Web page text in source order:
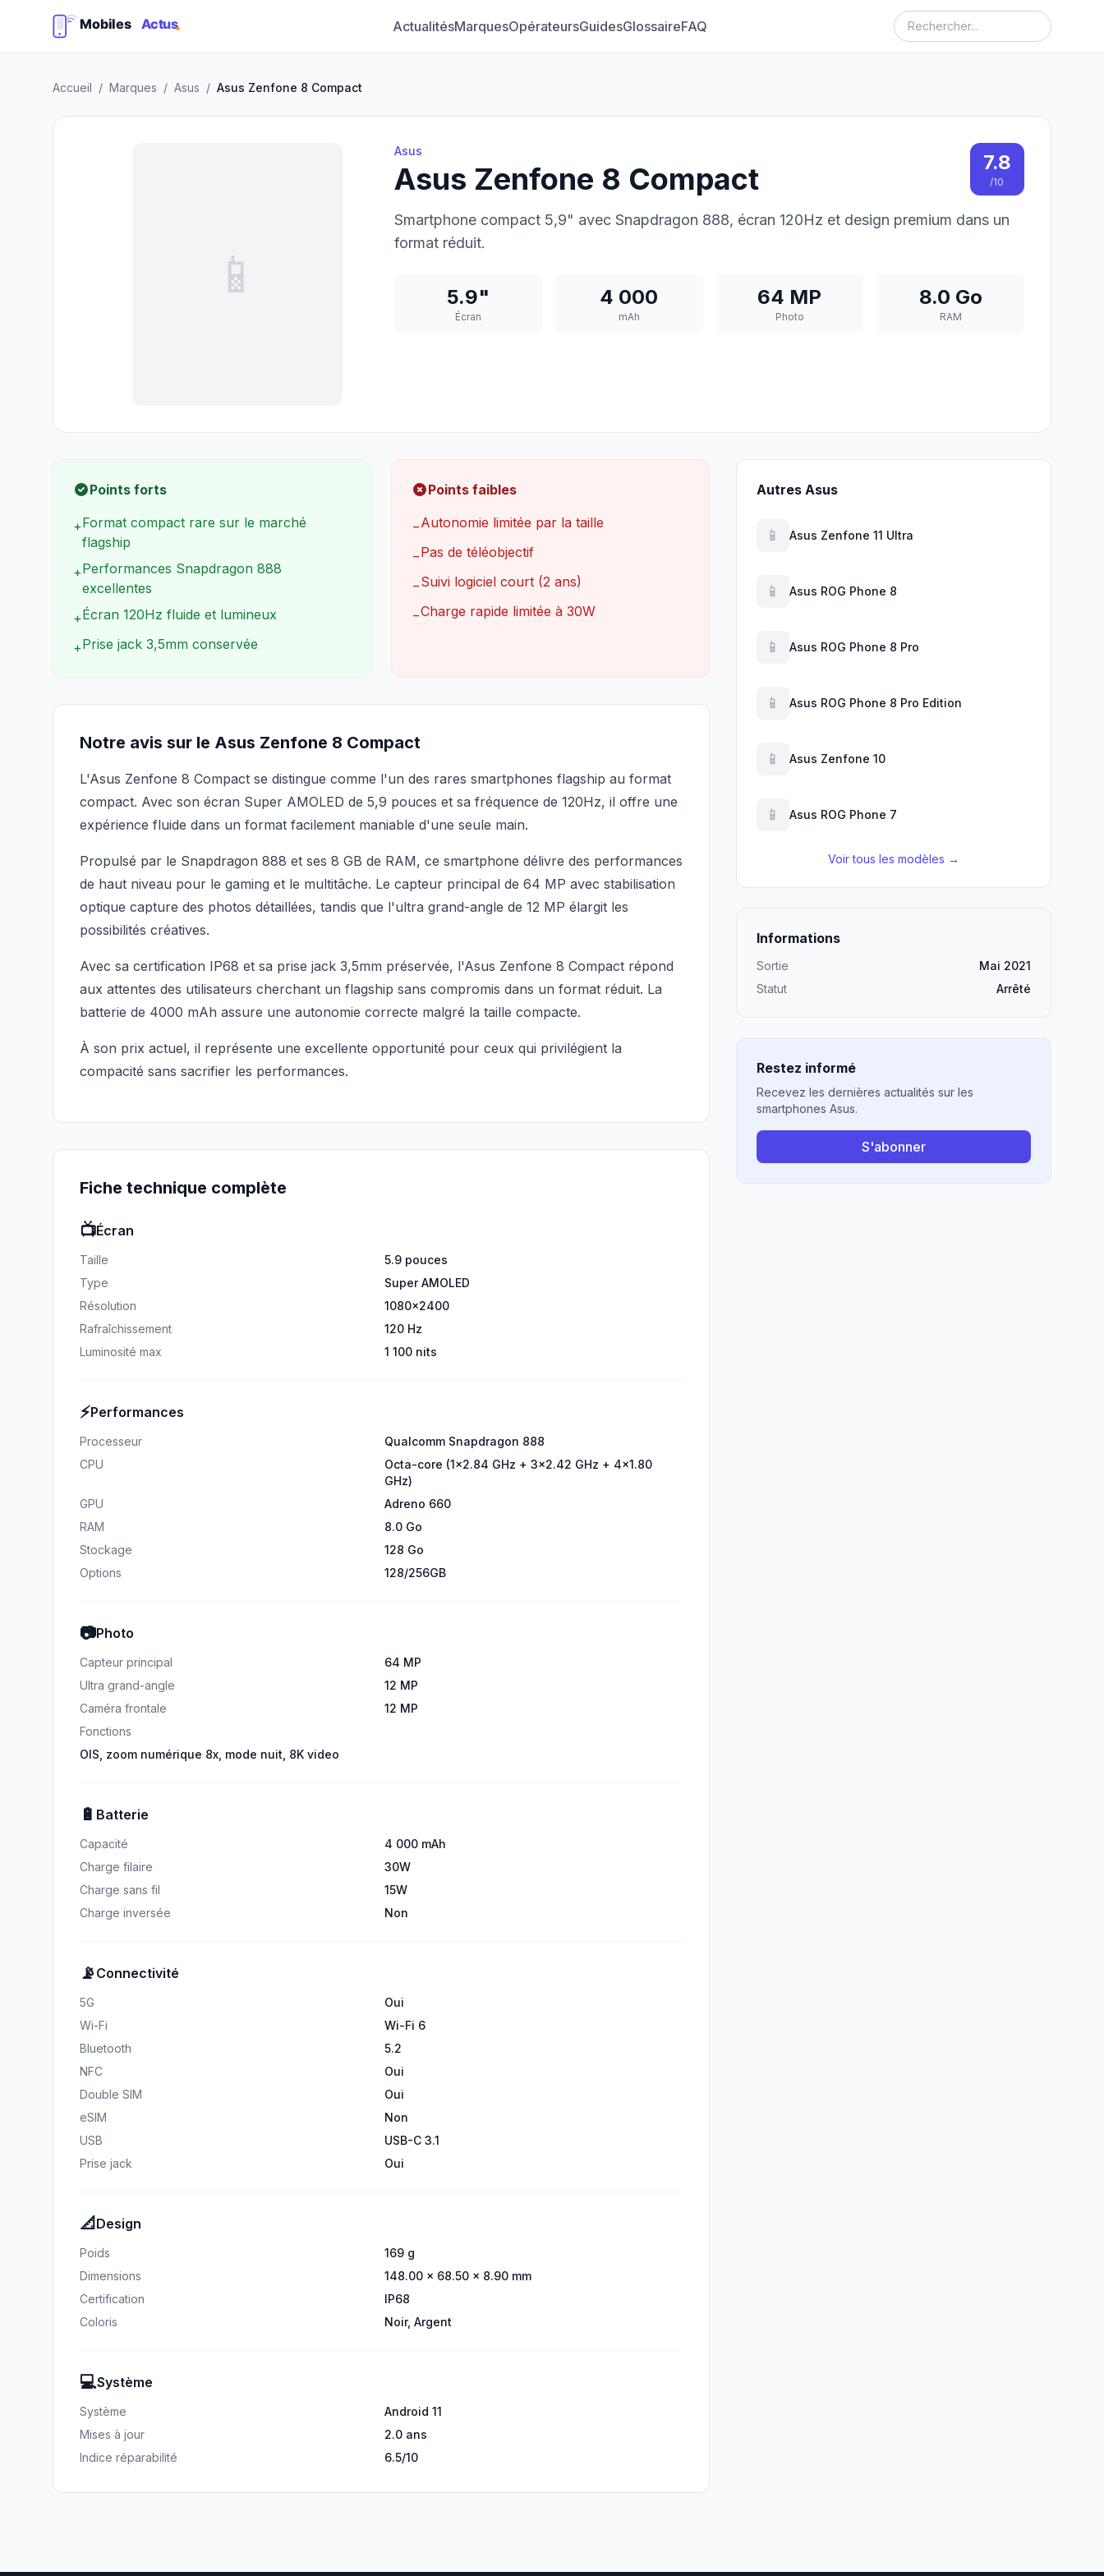
ActualitésMarquesOpérateursGuidesGlossaireFAQ
Accueil / Marques / Asus / Asus Zenfone 8 Compact
📱
Asus
Asus Zenfone 8 Compact 7.8
/10
Smartphone compact 5,9" avec Snapdragon 888, écran 120Hz et design premium dans un
format réduit.
5.9"
Écran
4 000
mAh
64 MP
Photo
8.0 Go
RAM
Points forts
+Format compact rare sur le marché
flagship
+Performances Snapdragon 888
excellentes
+Écran 120Hz fluide et lumineux
+Prise jack 3,5mm conservée
Points faibles
−Autonomie limitée par la taille
−Pas de téléobjectif
−Suivi logiciel court (2 ans)
−Charge rapide limitée à 30W
Notre avis sur le Asus Zenfone 8 Compact
L'Asus Zenfone 8 Compact se distingue comme l'un des rares smartphones flagship au format
compact. Avec son écran Super AMOLED de 5,9 pouces et sa fréquence de 120Hz, il offre une
expérience fluide dans un format facilement maniable d'une seule main.
Propulsé par le Snapdragon 888 et ses 8 GB de RAM, ce smartphone délivre des performances
de haut niveau pour le gaming et le multitâche. Le capteur principal de 64 MP avec stabilisation
optique capture des photos détaillées, tandis que l'ultra grand-angle de 12 MP élargit les
possibilités créatives.
Avec sa certification IP68 et sa prise jack 3,5mm préservée, l'Asus Zenfone 8 Compact répond
aux attentes des utilisateurs cherchant un flagship sans compromis dans un format réduit. La
batterie de 4000 mAh assure une autonomie correcte malgré la taille compacte.
À son prix actuel, il représente une excellente opportunité pour ceux qui privilégient la
compacité sans sacrifier les performances.
Fiche technique complète
📺Écran
Taille
5.9 pouces
Type
Super AMOLED
Résolution
1080x2400
Rafraîchissement
120 Hz
Luminosité max
1 100 nits
⚡Performances
Processeur
Qualcomm Snapdragon 888
CPU
Octa-core (1x2.84 GHz + 3x2.42 GHz + 4x1.80
GHz)
GPU
Adreno 660
RAM
8.0 Go
Stockage
128 Go
Options
128/256GB
📷Photo
Capteur principal
64 MP
Ultra grand-angle
12 MP
Caméra frontale
12 MP
Fonctions
OIS, zoom numérique 8x, mode nuit, 8K video
🔋 Batterie
Capacité
4 000 mAh
Charge filaire
30W
Charge sans fil
15W
Charge inversée
Non
📡 Connectivité
5G
Oui
Wi-Fi
Wi-Fi 6
Bluetooth
5.2
NFC
Oui
Double SIM
Oui
eSIM
Non
USB
USB-C 3.1
Prise jack
Oui
📐 Design
Poids
169 g
Dimensions
148.00 × 68.50 × 8.90 mm
Certification
IP68
Coloris
Noir, Argent
💻Système
Système
Android 11
Mises à jour
2.0 ans
Indice réparabilité
6.5/10
Autres Asus
📱 Asus Zenfone 11 Ultra
📱 Asus ROG Phone 8
📱 Asus ROG Phone 8 Pro
📱 Asus ROG Phone 8 Pro Edition
📱 Asus Zenfone 10
📱 Asus ROG Phone 7
Voir tous les modèles →
Informations
Sortie
Mai 2021
Statut
Arrêté
Restez informé
Recevez les dernières actualités sur les
smartphones Asus.
S'abonner